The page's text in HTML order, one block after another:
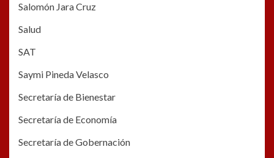
Salomón Jara Cruz
Salud
SAT
Saymi Pineda Velasco
Secretaría de Bienestar
Secretaría de Economía
Secretaría de Gobernación